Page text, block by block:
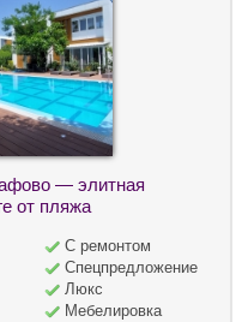
— элитная
от пляжа
С ремонтом
Спецпредложение
Люкс
Мебелировка